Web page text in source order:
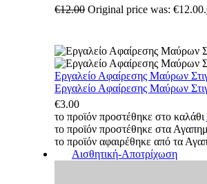
€12.00 Original price was: €12.00.
Εργαλείο Αφαίρεσης Μαύρων
Εργαλείο Αφαίρεσης Μαύρων
€3.00
το προϊόν προστέθηκε στο καλάθι
το προϊόν προστέθηκε στα
το προϊόν αφαιρέθηκε από τα
Αισθητική-Αποτρίχωση